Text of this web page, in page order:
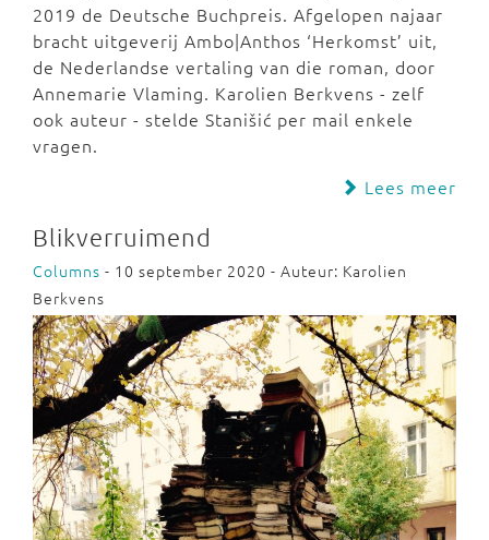
2019 de Deutsche Buchpreis. Afgelopen najaar
bracht uitgeverij Ambo|Anthos ‘Herkomst’ uit,
de Nederlandse vertaling van die roman, door
Annemarie Vlaming. Karolien Berkvens - zelf
ook auteur - stelde Stanišić per mail enkele
vragen.
Lees meer
Blikverruimend
Columns - 10 september 2020 - Auteur: Karolien
Berkvens